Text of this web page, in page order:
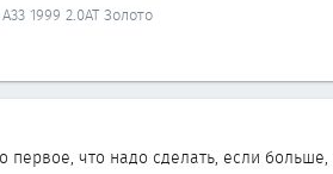
1999 2.0AT Золото
что надо сделать, если